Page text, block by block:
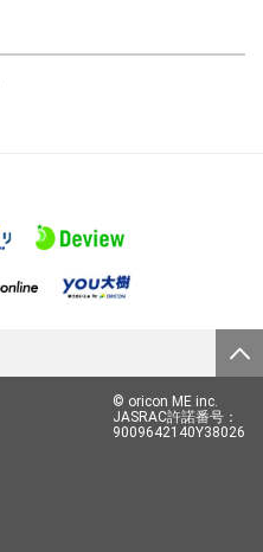
© oricon ME inc.
JASRAC許諾番号：
9009642140Y38026